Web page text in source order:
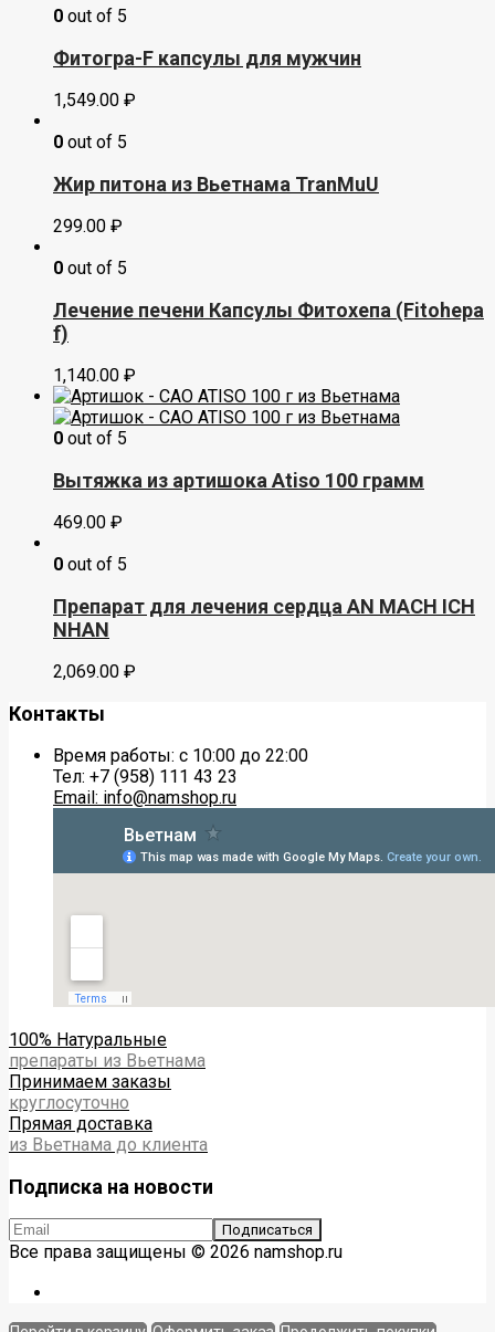
0 out of 5
Фитогра-F капсулы для мужчин
1,549.00 ₽
0 out of 5
Жир питона из Вьетнама TranMuU
299.00 ₽
0 out of 5
Лечение печени Капсулы Фитохепа (Fitohepa
f)
1,140.00 ₽
0 out of 5
Вытяжка из артишока Atiso 100 грамм
469.00 ₽
0 out of 5
Препарат для лечения сердца AN MACH ICH
NHAN
2,069.00 ₽
Контакты
Время работы: с 10:00 до 22:00
Тел: +7 (958) 111 43 23
Email: info@namshop.ru
100% Натуральные
препараты из Вьетнама
Принимаем заказы
круглосуточно
Прямая доставка
из Вьетнама до клиента
Подписка на новости
Все права защищены © 2026 namshop.ru